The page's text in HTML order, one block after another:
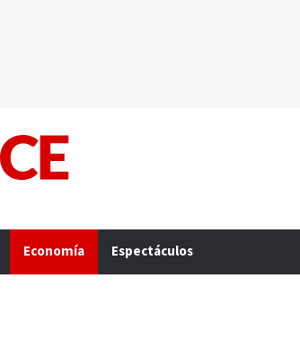
Economía Espectáculos